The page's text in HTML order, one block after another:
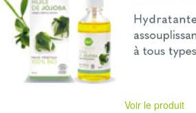
Voir le produit